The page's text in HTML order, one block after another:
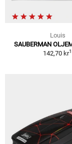
Louis
SAUBERMAN
142,70 kr1